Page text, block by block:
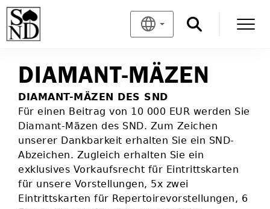
DIAMANT-MÄZEN
DIAMANT-MÄZEN DES SND
Für einen Beitrag von 10 000 EUR werden Sie
Diamant-Mäzen des SND. Zum Zeichen
unserer Dankbarkeit erhalten Sie ein SND-
Abzeichen. Zugleich erhalten Sie ein
exklusives Vorkaufsrecht für Eintrittskarten
für unsere Vorstellungen, 5x zwei
Eintrittskarten für Repertoirevorstellungen, 6